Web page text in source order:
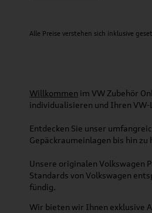
Alle Preise verstehen sich inklusive
Willkommen im VW Zubehör
individualisieren und Ihren
Entdecken Sie unser
Gepäckraumeinlagen bis hin
Unsere originalen Volkswagen
Standards von Volkswagen
fündig.
Wir bieten wir Ihnen exklusive